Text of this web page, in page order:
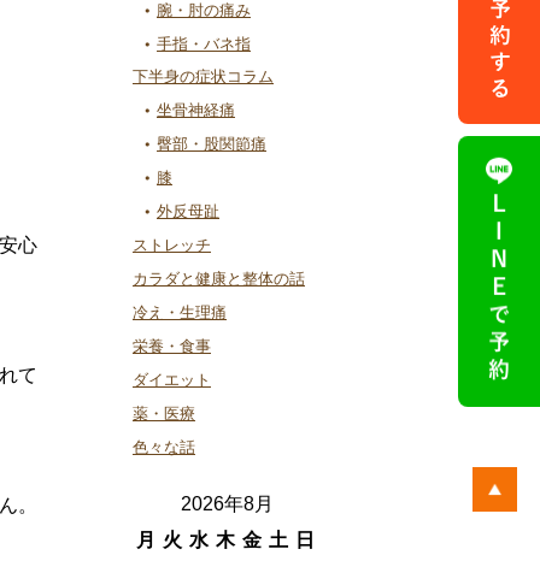
腕・肘の痛み
手指・バネ指
下半身の症状コラム
坐骨神経痛
臀部・股関節痛
膝
外反母趾
ストレッチ
カラダと健康と整体の話
冷え・生理痛
栄養・食事
ダイエット
薬・医療
色々な話
2026年8月
月
火 水 木 金 土
日
心
て
。